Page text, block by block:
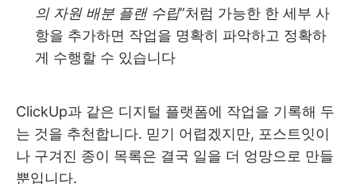
의 자원 배분 플랜 수립”처럼 가능한 한 세부 사
항을 추가하면 작업을 명확히 파악하고 정확하
게 수행할 수 있습니다
ClickUp과 같은 디지털 플랫폼에 작업을 기록해 두
는 것을 추천합니다. 믿기 어렵겠지만, 포스트잇이
나 구겨진 종이 목록은 결국 일을 더 엉망으로 만들
뿐입니다.